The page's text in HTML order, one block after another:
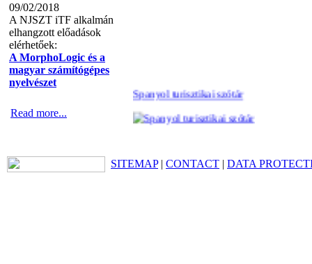
09/02/2018
A NJSZT iTF alkalmán
elhangzott előadások
elérhetőek:
A MorphoLogic és a
magyar számítógépes
nyelvészet
Read more...
Spanyol turisztikai szótár
Olasz turisztikai szótár
SITEMAP| CONTACT | DATA